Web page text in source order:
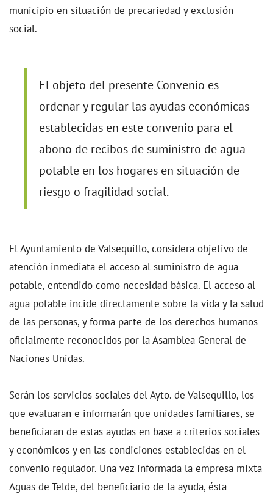
municipio en situación de precariedad y exclusión
social.
El objeto del presente Convenio es
ordenar y regular las ayudas económicas
establecidas en este convenio para el
abono de recibos de suministro de agua
potable en los hogares en situación de
riesgo o fragilidad social.
El Ayuntamiento de Valsequillo, considera objetivo de
atención inmediata el acceso al suministro de agua
potable, entendido como necesidad básica. El acceso al
agua potable incide directamente sobre la vida y la salud
de las personas, y forma parte de los derechos humanos
oficialmente reconocidos por la Asamblea General de
Naciones Unidas.
Serán los servicios sociales del Ayto. de Valsequillo, los
que evaluaran e informarán que unidades familiares, se
beneficiaran de estas ayudas en base a criterios sociales
y económicos y en las condiciones establecidas en el
convenio regulador. Una vez informada la empresa mixta
Aguas de Telde, del beneficiario de la ayuda, ésta